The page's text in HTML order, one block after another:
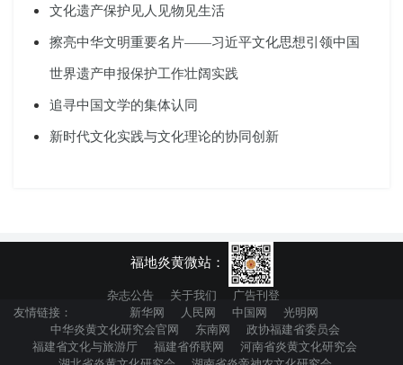
文化遗产保护见人见物见生活
擦亮中华文明重要名片——习近平文化思想引领中国
世界遗产申报保护工作壮阔实践
追寻中国文学的集体认同
新时代文化实践与文化理论的协同创新
福地炎黄微站：
杂志公告 关于我们
广告刊登
友情链接：
新华网 人民网 中国网
光明网
中华炎黄文化研究会官网
东南网
政协福建省委员会
福建省文化与旅游厅
福建省侨联网
河南省炎黄文化研究会